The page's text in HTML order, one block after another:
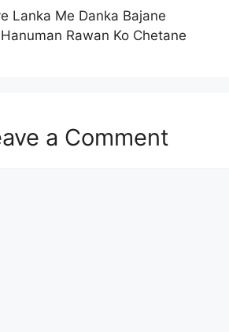
Lanka Me Danka Bajane
Rawan Ko Chetane
a Comment